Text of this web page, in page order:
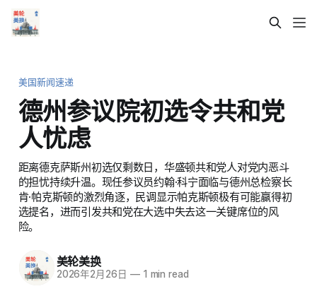
美国新闻速递
德州参议院初选令共和党
人忧虑
距离德克萨斯州初选仅剩数日，华盛顿共和党人对党内恶斗
的担忧持续升温。现任参议员约翰·科宁面临与德州总检察长
肯·帕克斯顿的激烈角逐，民调显示帕克斯顿极有可能赢得初
选提名，进而引发共和党在大选中失去这一关键席位的风
险。
美轮美换
2026年2月26日 —1 min read